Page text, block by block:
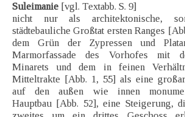
Suleimanie [vgl. Textabb. S. 9]
nicht nur als architektonische,
städtebauliche Großtat ersten Ranges
dem Grün der Zypressen und
Marmorfassade des Vorhofes mit
Minarets und dem in feinen
Mitteltrakte [Abb. 1, 55] als eine
auf den außen wie innen
Hauptbau [Abb. 52], eine Steigerung,